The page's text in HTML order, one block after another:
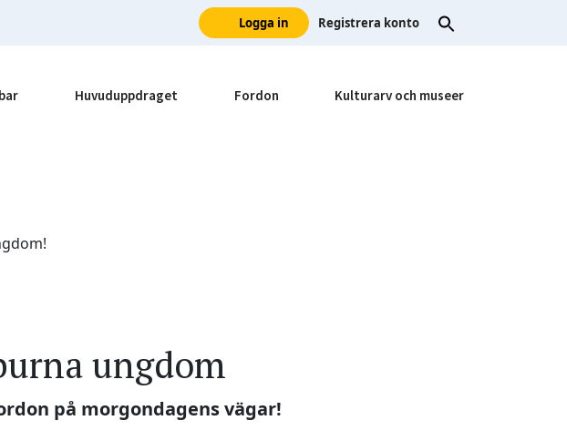
Logga in Registrera konto
Huvuduppdraget Fordon Kulturarv och museer
ungdom
på morgondagens vägar!